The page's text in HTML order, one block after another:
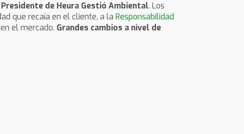
Presidente de Heura Gestió Ambiental. Los
que recaía en el cliente, a la Responsabilidad
el mercado. Grandes cambios a nivel de